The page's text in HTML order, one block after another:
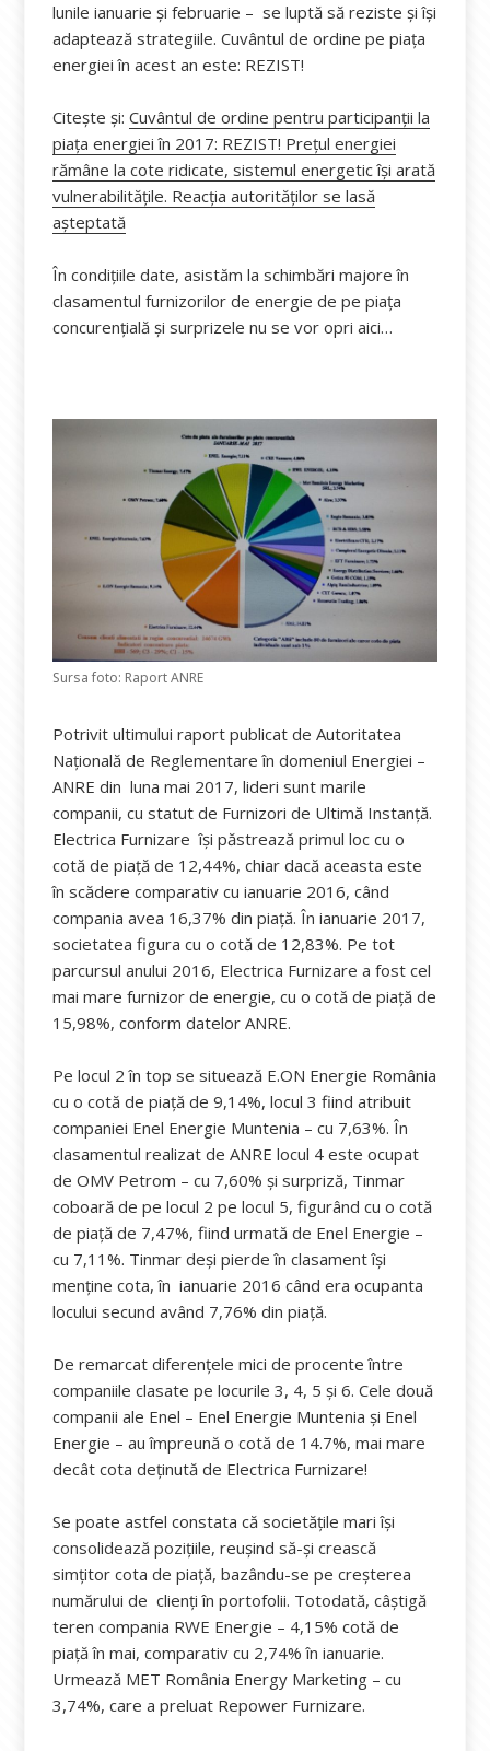
lunile ianuarie și februarie – se luptă să reziste și își
adaptează strategiile. Cuvântul de ordine pe piața
energiei în acest an este: REZIST!
Citește și:Cuvântul de ordine pentru participanții la
piața energiei în 2017: REZIST! Prețul energiei
rămâne la cote ridicate, sistemul energetic își arată
vulnerabilitățile. Reacția autorităților se lasă
așteptată
În condițiile date, asistăm la schimbări majore în
clasamentul furnizorilor de energie de pe piața
concurențială și surprizele nu se vor opri aici…
Sursa foto: Raport ANRE
Potrivit ultimului raport publicat de Autoritatea
Națională de Reglementare în domeniul Energiei –
ANRE din luna mai 2017, lideri sunt marile
companii, cu statut de Furnizori de Ultimă Instanță.
Electrica Furnizare își păstrează primul loc cu o
cotă de piață de 12,44%, chiar dacă aceasta este
în scădere comparativ cu ianuarie 2016, când
compania avea 16,37% din piață. În ianuarie 2017,
societatea figura cu o cotă de 12,83%. Pe tot
parcursul anului 2016, Electrica Furnizare a fost cel
mai mare furnizor de energie, cu o cotă de piață de
15,98%, conform datelor ANRE.
Pe locul 2 în top se situează E.ON Energie România
cu o cotă de piață de 9,14%, locul 3 fiind atribuit
companiei Enel Energie Muntenia – cu 7,63%. În
clasamentul realizat de ANRE locul 4 este ocupat
de OMV Petrom – cu 7,60% și surpriză, Tinmar
coboară de pe locul 2 pe locul 5, figurând cu o cotă
de piață de 7,47%, fiind urmată de Enel Energie –
cu 7,11%. Tinmar deși pierde în clasament își
menține cota, în ianuarie 2016 când era ocupanta
locului secund având 7,76% din piață.
De remarcat diferențele mici de procente între
companiile clasate pe locurile 3, 4, 5 și 6. Cele două
companii ale Enel – Enel Energie Muntenia și Enel
Energie – au împreună o cotă de 14.7%, mai mare
decât cota deținută de Electrica Furnizare!
Se poate astfel constata că societățile mari își
consolidează pozițiile, reușind să-și crească
simțitor cota de piață, bazându-se pe creșterea
numărului de clienți în portofolii. Totodată, câștigă
teren compania RWE Energie – 4,15% cotă de
piață în mai, comparativ cu 2,74% în ianuarie.
Urmează MET România Energy Marketing – cu
3,74%, care a preluat Repower Furnizare.